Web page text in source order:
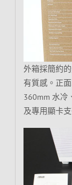
外箱採簡約
有質感。正
360mm 水冷
及專用顯卡